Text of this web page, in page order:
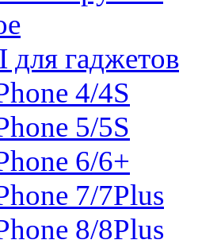
гаджетов
4/4S
5/5S
6/6+
7/7Plus
8/8Plus